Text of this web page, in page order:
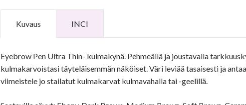
Kuvaus INCI
Eyebrow Pen Ultra Thin- kulmakynä. Pehmeällä ja joustavalla
kulmakarvoistasi täyteläisemmän näköiset. Väri leviää tasaisesti ja
viimeistele jo stailatut kulmakarvat kulmavahalla tai -geelillä.